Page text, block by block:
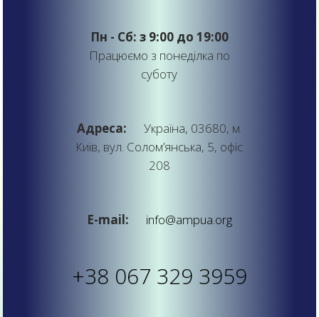
Пн - Сб: з 9:00 до 19:00
Працюємо з понеділка по
суботу
Адреса:
Україна, 03680, м.
Київ, вул. Солом’янська, 5, офіс
208
E-mail: info@ampua.org
+38 067 329 3959